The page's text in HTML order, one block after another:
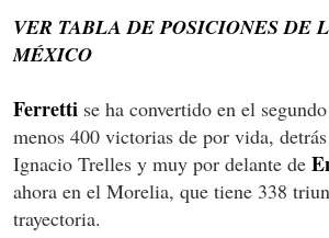
VER TABLA DE POSICIONES DE
MÉXICO
Ferretti se ha convertido en el
menos 400 victorias de por vida,
Ignacio Trelles y muy por delante de
ahora en el Morelia, que tiene 338
trayectoria.